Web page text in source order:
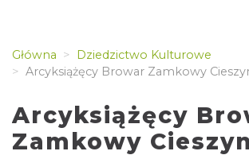
Główna
Dziedzictwo Kulturowe
Arcyksiążęcy Browar Zamkowy
Arcyksiążęcy
Zamkowy Cieszyn